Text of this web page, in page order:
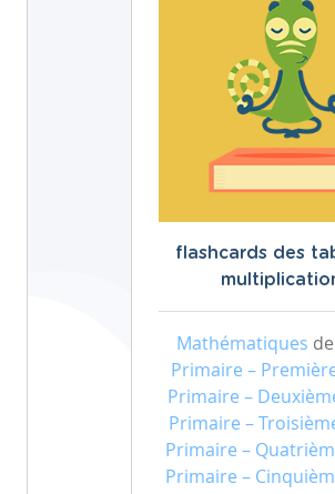
flashcards des
Mathématiques
Primaire –
Primaire –
Primaire –
Primaire –
Primaire –